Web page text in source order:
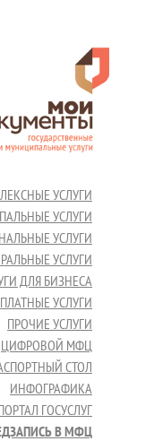
УСЛУГИ
УСЛУГИ
УСЛУГИ
УСЛУГИ
ДЛЯ БИЗНЕСА
ПЛАТНЫЕ УСЛУГИ
ПРОЧИЕ УСЛУГИ
ЦИФРОВОЙ МФЦ
СТОЛ
ИНФОГРАФИКА
ГОСУСЛУГ
В МФЦ